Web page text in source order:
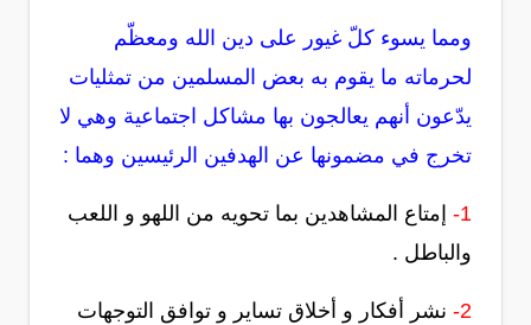
ومما يسوء كلّ غيور على دين الله ومعظّم
لحرماته ما يقوم به بعض المسلمين من تمثليات
يدّعون أنهم يعالجون بها مشاكل اجتماعية وهي لا
تخرج في مضمونها عن الهدفين الرئيسين وهما :
1-
إمتاع المشاهدين بما تحويه من اللهو و اللعب
والباطل .
2- نشر أفكار و أخلاق تساير و توافق التوجهات